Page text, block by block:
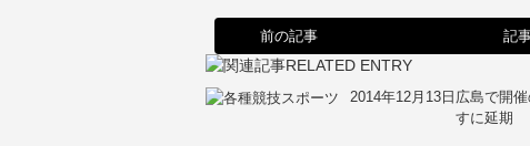
前の記事 記
2014年12月13日 広島で開
すに延期